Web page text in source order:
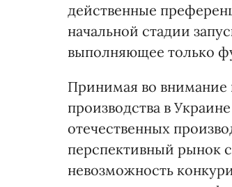
действенные
начальной стадии
выполняющее только
Принимая во внимание
производства в
отечественных
перспективный рынок
невозможность